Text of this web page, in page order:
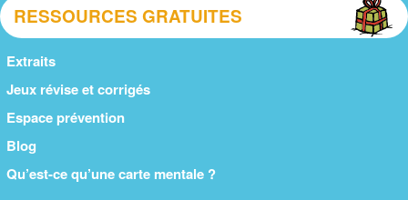
RESSOURCES GRATUITES
Extraits
Jeux révise et corrigés
Espace prévention
Blog
Qu’est-ce qu’une carte mentale ?